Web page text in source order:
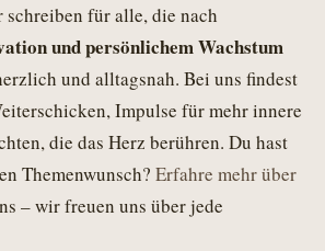
schreiben für alle, die nach
und persönlichem Wachstum
und alltagsnah. Bei uns findest
Impulse für mehr innere
die das Herz berühren. Du hast
Themenwunsch? Erfahre mehr über
– wir freuen uns über jede